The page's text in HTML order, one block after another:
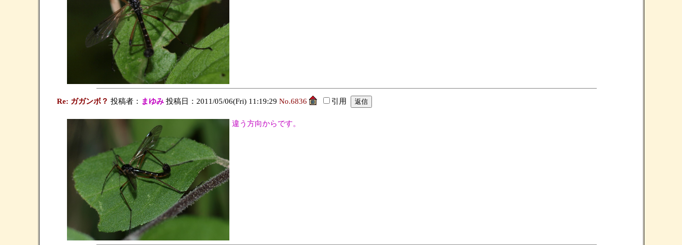
Re: ガガンボ？ 投稿者： まゆみ投稿日：2011/05/06(Fri) 11:19:29 No.6836 引用
違う方向からです。